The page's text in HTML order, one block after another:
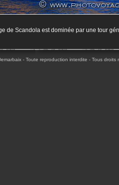
de Scandola est dominée par une tour
- Toute reproduction interdite - Tous droits